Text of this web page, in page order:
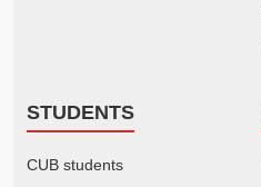
STUDENTS
CUB students